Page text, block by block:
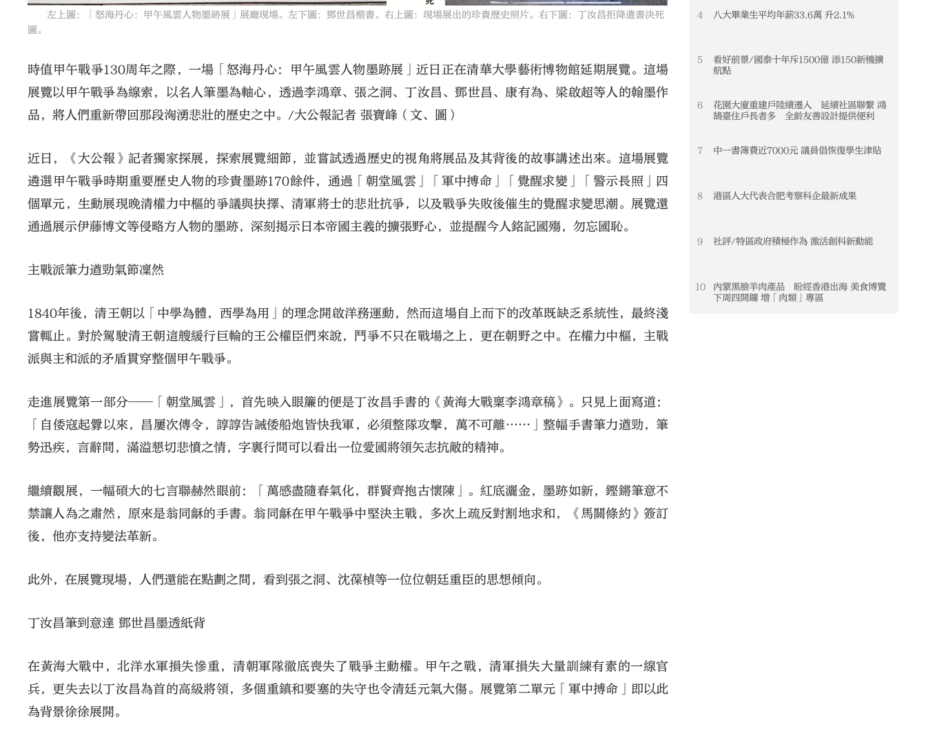
左上圖：「怒海丹心：甲午風雲人物墨跡展」展廳現場。左下圖：鄧世昌楷書。右上圖：現場展出的珍貴歷史照片。右下圖：丁汝昌拒降遺書決死
圖。
時值甲午戰爭130周年之際，一場「怒海丹心：甲午風雲人物墨跡展」近日正在清華大學藝術博物館延期展覽。這場
展覽以甲午戰爭為線索，以名人筆墨為軸心，透過李鴻章、張之洞、丁汝昌、鄧世昌、康有為、梁啟超等人的翰墨作
品，將人們重新帶回那段洶湧悲壯的歷史之中。/大公報記者 張寶峰（文、圖）
近日，《大公報》記者獨家探展，探索展覽細節，並嘗試透過歷史的視角將展品及其背後的故事講述出來。這場展覽
遴選甲午戰爭時期重要歷史人物的珍貴墨跡170餘件，通過「朝堂風雲」「軍中搏命」「覺醒求變」「警示長照」四
個單元，生動展現晚清權力中樞的爭議與抉擇、清軍將士的悲壯抗爭，以及戰爭失敗後催生的覺醒求變思潮。展覽還
通過展示伊藤博文等侵略方人物的墨跡，深刻揭示日本帝國主義的擴張野心，並提醒今人銘記國殤，勿忘國恥。
主戰派筆力遒勁氣節凜然
1840年後，清王朝以「中學為體，西學為用」的理念開啟洋務運動，然而這場自上而下的改革既缺乏系統性，最終淺
嘗輒止。對於駕駛清王朝這艘緩行巨輪的王公權臣們來說，鬥爭不只在戰場之上，更在朝野之中。在權力中樞，主戰
派與主和派的矛盾貫穿整個甲午戰爭。
走進展覽第一部分──「朝堂風雲」，首先映入眼簾的便是丁汝昌手書的《黃海大戰稟李鴻章稿》。只見上面寫道：
「自倭寇起釁以來，昌屢次傳令，諄諄告誡倭船炮皆快我軍，必須整隊攻擊，萬不可離……」整幅手書筆力遒勁，筆
勢迅疾，言辭間，滿溢懇切悲憤之情，字裏行間可以看出一位愛國將領矢志抗敵的精神。
繼續觀展，一幅碩大的七言聯赫然眼前：「萬感盡隨春氣化，群賢齊抱古懷陳」。紅底灑金，墨跡如新，鏗鏘筆意不
禁讓人為之肅然，原來是翁同龢的手書。翁同龢在甲午戰爭中堅決主戰，多次上疏反對割地求和，《馬關條約》簽訂
後，他亦支持變法革新。
此外，在展覽現場，人們還能在點劃之間，看到張之洞、沈葆楨等一位位朝廷重臣的思想傾向。
丁汝昌筆到意達 鄧世昌墨透紙背
在黃海大戰中，北洋水軍損失慘重，清朝軍隊徹底喪失了戰爭主動權。甲午之戰，清軍損失大量訓練有素的一線官
兵，更失去以丁汝昌為首的高級將領，多個重鎮和要塞的失守也令清廷元氣大傷。展覽第二單元「軍中搏命」即以此
為背景徐徐展開。
4 八大畢業生平均年薪33.6萬 升2.1%
5
看好前景/國泰十年斥1500億 添150新機擴
航點
6
花園大廈重建戶陸續遷入 延續社區聯繫 鴻
鵠臺住戶長者多 全齡友善設計提供便利
7 中一書簿費近7000元 議員倡恢復學生津貼
8 港區人大代表合肥考察科企最新成果
9 社評/特區政府積極作為 激活創科新動能
10
內蒙黑臉羊肉產品 盼經香港出海 美食博覽
下周四開鑼 增「肉類」專區